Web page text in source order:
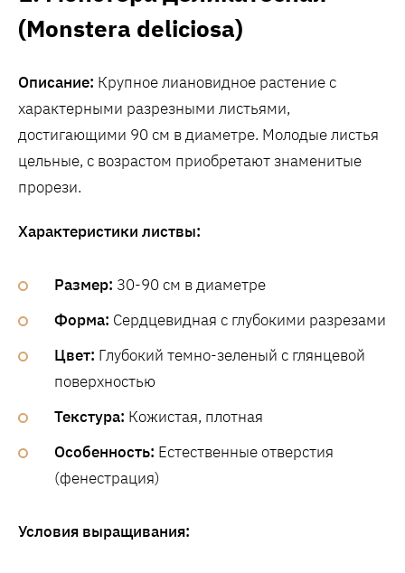
(Monstera deliciosa)
Описание: Крупное лиановидное растение с
характерными разрезными листьями,
достигающими 90 см в диаметре. Молодые листья
цельные, с возрастом приобретают знаменитые
прорези.
Характеристики листвы:
Размер: 30-90 см в диаметре
Форма: Сердцевидная с глубокими разрезами
Цвет: Глубокий темно-зеленый с глянцевой
поверхностью
Текстура: Кожистая, плотная
Особенность: Естественные отверстия
(фенестрация)
Условия выращивания: